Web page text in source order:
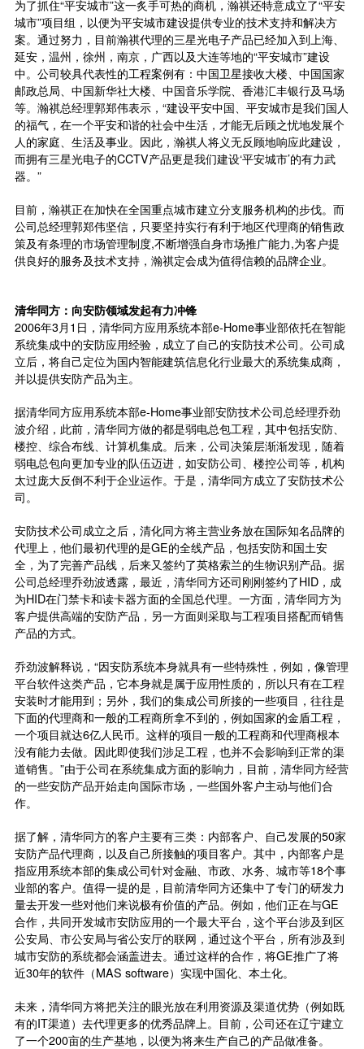
为了抓住“平安城市”这一炙手可热的商机，瀚祺还特意成立了“平安
城市”项目组，以便为平安城市建设提供专业的技术支持和解决方
案。通过努力，目前瀚祺代理的三星光电子产品已经加入到上海、
延安，温州，徐州，南京，广西以及大连等地的“平安城市”建设
中。公司较具代表性的工程案例有：中国卫星接收大楼、中国国家
邮政总局、中国新华社大楼、中国音乐学院、香港汇丰银行及马场
等。瀚祺总经理郭郑伟表示，“建设平安中国、平安城市是我们国人
的福气，在一个平安和谐的社会中生活，才能无后顾之忧地发展个
人的家庭、生活及事业。因此，瀚祺人将义无反顾地响应此建设，
而拥有三星光电子的CCTV产品更是我们建设‘平安城市’的有力武
器。”
目前，瀚祺正在加快在全国重点城市建立分支服务机构的步伐。而
公司总经理郭郑伟坚信，只要坚持实行有利于地区代理商的销售政
策及有条理的市场管理制度,不断增强自身市场推广能力,为客户提
供良好的服务及技术支持，瀚祺定会成为值得信赖的品牌企业。
清华同方：向安防领域发起有力冲锋
2006年3月1日，清华同方应用系统本部e-Home事业部依托在智能
系统集成中的安防应用经验，成立了自己的安防技术公司。公司成
立后，将自己定位为国内智能建筑信息化行业最大的系统集成商，
并以提供安防产品为主。
据清华同方应用系统本部e-Home事业部安防技术公司总经理乔劲
波介绍，此前，清华同方做的都是弱电总包工程，其中包括安防、
楼控、综合布线、计算机集成。后来，公司决策层渐渐发现，随着
弱电总包向更加专业的队伍迈进，如安防公司、楼控公司等，机构
太过庞大反倒不利于企业运作。于是，清华同方成立了安防技术公
司。
安防技术公司成立之后，清化同方将主营业务放在国际知名品牌的
代理上，他们最初代理的是GE的全线产品，包括安防和国土安
全，为了完善产品线，后来又签约了英格索兰的生物识别产品。据
公司总经理乔劲波透露，最近，清华同方还司刚刚签约了HID，成
为HID在门禁卡和读卡器方面的全国总代理。一方面，清华同方为
客户提供高端的安防产品，另一方面则采取与工程项目搭配而销售
产品的方式。
乔劲波解释说，“因安防系统本身就具有一些特殊性，例如，像管理
平台软件这类产品，它本身就是属于应用性质的，所以只有在工程
安装时才能用到；另外，我们的集成公司所接的一些项目，往往是
下面的代理商和一般的工程商所拿不到的，例如国家的金盾工程，
一个项目就达6亿人民币。这样的项目一般的工程商和代理商根本
没有能力去做。因此即使我们涉足工程，也并不会影响到正常的渠
道销售。”由于公司在系统集成方面的影响力，目前，清华同方经营
的一些安防产品开始走向国际市场，一些国外客户主动与他们合
作。
据了解，清华同方的客户主要有三类：内部客户、自己发展的50家
安防产品代理商，以及自己所接触的项目客户。其中，内部客户是
指应用系统本部的集成公司针对金融、市政、水务、城市等18个事
业部的客户。值得一提的是，目前清华同方还集中了专门的研发力
量去开发一些对他们来说极有价值的产品。例如，他们正在与GE
合作，共同开发城市安防应用的一个最大平台，这个平台涉及到区
公安局、市公安局与省公安厅的联网，通过这个平台，所有涉及到
城市安防的系统都会涵盖进去。通过这样的合作，将GE推广了将
近30年的软件（MAS software）实现中国化、本土化。
未来，清华同方将把关注的眼光放在利用资源及渠道优势（例如既
有的IT渠道）去代理更多的优秀品牌上。目前，公司还在辽宁建立
了一个200亩的生产基地，以便为将来生产自己的产品做准备。